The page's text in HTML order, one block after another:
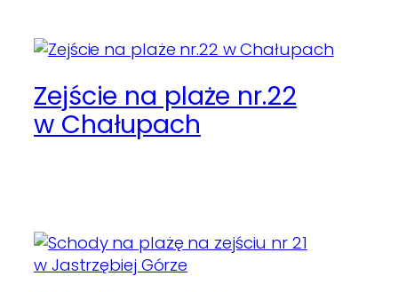
Zejście na plaże nr.22
w Chałupach